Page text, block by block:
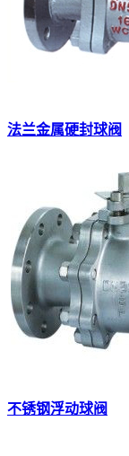
法兰金属硬封球阀
不锈钢浮动球阀